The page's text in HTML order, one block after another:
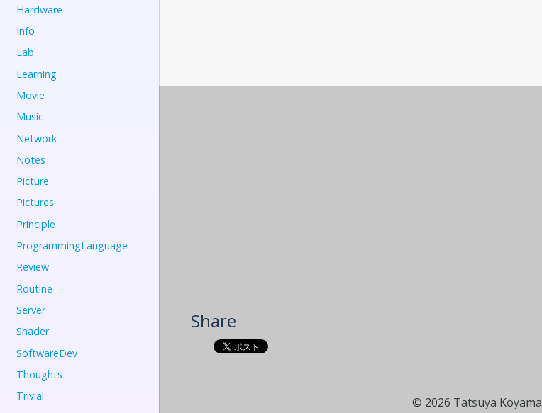
Hardware
Info
Lab
Learning
Movie
Music
Network
Notes
Picture
Pictures
Principle
ProgrammingLanguage
Review
Routine
Server
Shader
SoftwareDev
Thoughts
Trivial
Share
© 2026 Tatsuya Koyama